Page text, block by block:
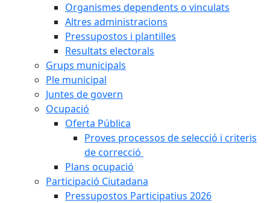
Organismes dependents o vinculats
Altres administracions
Pressupostos i plantilles
Resultats electorals
Grups municipals
Ple municipal
Juntes de govern
Ocupació
Oferta Pública
Proves processos de selecció i criteris
de correcció
Plans ocupació
Participació Ciutadana
Pressupostos Participatius 2026